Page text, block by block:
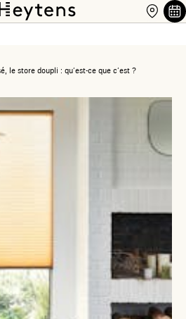
le store doupli : qu’est-ce que c’est ?